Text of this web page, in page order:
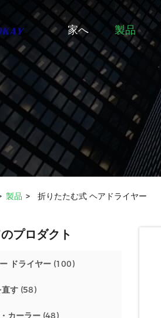
家へ 製品
製品 > 折りたたむ式 ヘアドライヤー
プロダクト
ドライヤー (100)
す (58)
カーラー (48)